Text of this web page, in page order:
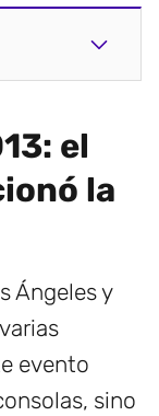
el
la
Ángeles y
evento
sino